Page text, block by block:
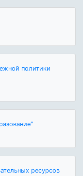
политики
ресурсов